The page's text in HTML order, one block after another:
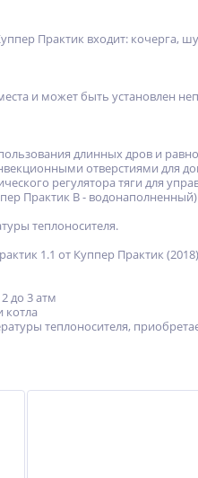
Практик входит: кочерга,
и может быть установлен
длинных дров и
отверстиями для
регулятора тяги для
Практик В -
теплоносителя.
1.1 от Куппер Практик
до 3 атм
котла
теплоносителя,